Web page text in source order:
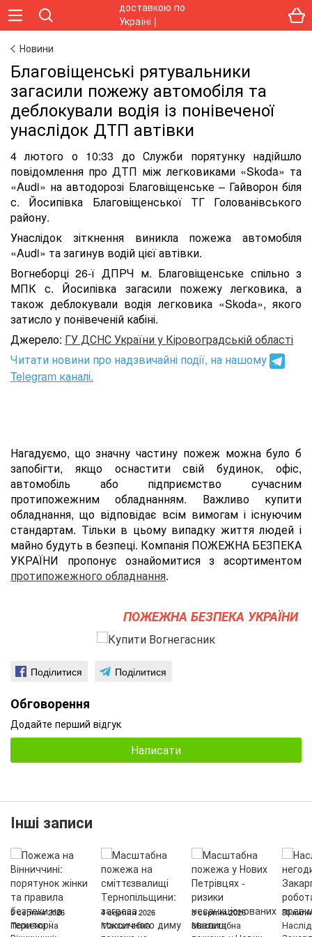
Новини
Благовіщенські рятувальники
загасили пожежу автомобіля та
деблокували водія із понівеченої
унаслідок ДТП автівки
4 лютого о 10:33 до Служби порятунку надійшло
повідомлення про ДТП між легковиками «Skoda» та
«Audi» на автодорозі Благовіщенське – Гайворон біля
с. Йосипівка Благовіщенської ТГ Голованівського
району.
Унаслідок зіткнення виникла пожежа автомобіля
«Audi» та загинув водій цієї автівки.
Вогнеборці 26-ї ДПРЧ м. Благовіщенське спільно з
МПК с. Йосипівка загасили пожежу легковика, а
також деблокували водія легковика «Skoda», якого
затисло у понівеченій кабіні.
Джерело: ГУ ДСНС України у Кіровоградській області
Читати новини про надзвичайні події, на нашому
Telegram каналі.
Нагадуємо, що значну частину пожеж можна було б
запобігти, якщо оснастити свій будинок, офіс,
автомобіль або підприємство сучасним
протипожежним обладнанням. Важливо купити
обладнання, що відповідає всім вимогам і існуючим
стандартам. Тільки в цьому випадку життя людей і
майно будуть в безпеці. Компанія ПОЖЕЖНА БЕЗПЕКА
УКРАЇНИ пропонує ознайомитися з асортиментом
протипожежного обладнання.
ПОЖЕЖНА БЕЗПЕКА УКРАЇНИ
Поділитися Поділитися
Обговорення
Додайте перший відгук
Написати
Інші записи
5 серпня 2026
Пожежа на
4 серпня 2026
Масштабна
3 серпня 2026
Масштабна
30